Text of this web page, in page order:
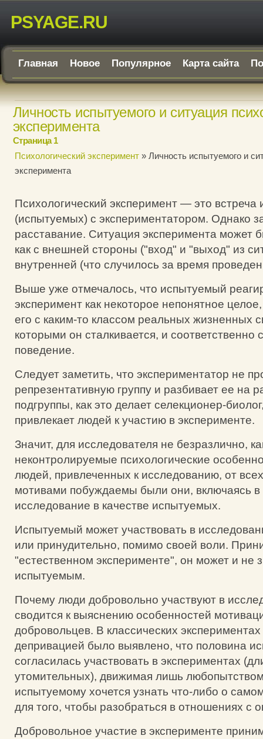
PSYAGE.RU
Главная Новое Популярное Карта сайта
Личность испытуемого и ситуация
эксперимента
Страница 1
Психологический эксперимент » Личность испытуемого и
эксперимента
Психологический эксперимент — это встреча
(испытуемых) с экспериментатором. Однако
расставание. Ситуация эксперимента может
как с внешней стороны ("вход" и "выход" из
внутренней (что случилось за время
Выше уже отмечалось, что испытуемый
эксперимент как некоторое непонятное
его с каким-то классом реальных жизненных
которыми он сталкивается, и соответственно
поведение.
Следует заметить, что экспериментатор не
репрезентативную группу и разбивает ее на
подгруппы, как это делает селекционер-
привлекает людей к участию в эксперименте.
Значит, для исследователя не безразлично,
неконтролируемые психологические
людей, привлеченных к исследованию, от
мотивами побуждаемы были они, включаясь в
исследование в качестве испытуемых.
Испытуемый может участвовать в
или принудительно, помимо своей воли.
"естественном эксперименте", он может и не
испытуемым.
Почему люди добровольно участвуют в
сводится к выяснению особенностей
добровольцев. В классических
депривацией было выявлено, что половина
согласилась участвовать в экспериментах
утомительных), движимая лишь
испытуемому хочется узнать что-либо о
для того, чтобы разобраться в отношениях с
Добровольное участие в эксперименте